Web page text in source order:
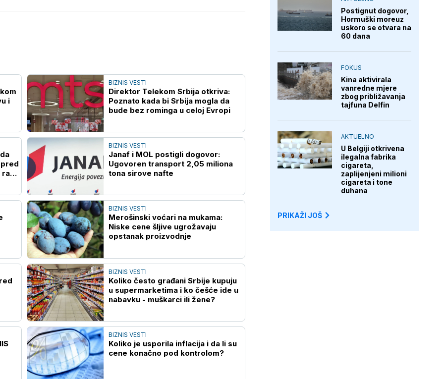
i
BIZNIS VESTI
Direktor Telekom Srbija otkriva:
Poznato kada bi Srbija mogla da
bude bez rominga u celoj Evropi
pred
rast
BIZNIS VESTI
Janaf i MOL postigli dogovor:
Ugovoren transport 2,05 miliona
tona sirove nafte
BIZNIS VESTI
Merošinski voćari na mukama:
Niske cene šljive ugrožavaju
opstanak proizvodnje
BIZNIS VESTI
Koliko često građani Srbije kupuju
u supermarketima i ko češće ide u
nabavku - muškarci ili žene?
BIZNIS VESTI
Koliko je usporila inflacija i da li su
cene konačno pod kontrolom?
Postignut dogovor,
Hormuški moreuz
uskoro se otvara na
60 dana
FOKUS
Kina aktivirala
vanredne mjere
zbog približavanja
tajfuna Delfin
AKTUELNO
U Belgiji otkrivena
ilegalna fabrika
cigareta,
zaplijenjeni milioni
cigareta i tone
duhana
PRIKAŽI JOŠ